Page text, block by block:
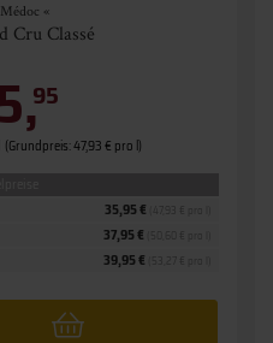
«
Cru Classé
95
(Grundpreis: 47,93 € pro l)
39,95 €
37,95 €
35,95 €